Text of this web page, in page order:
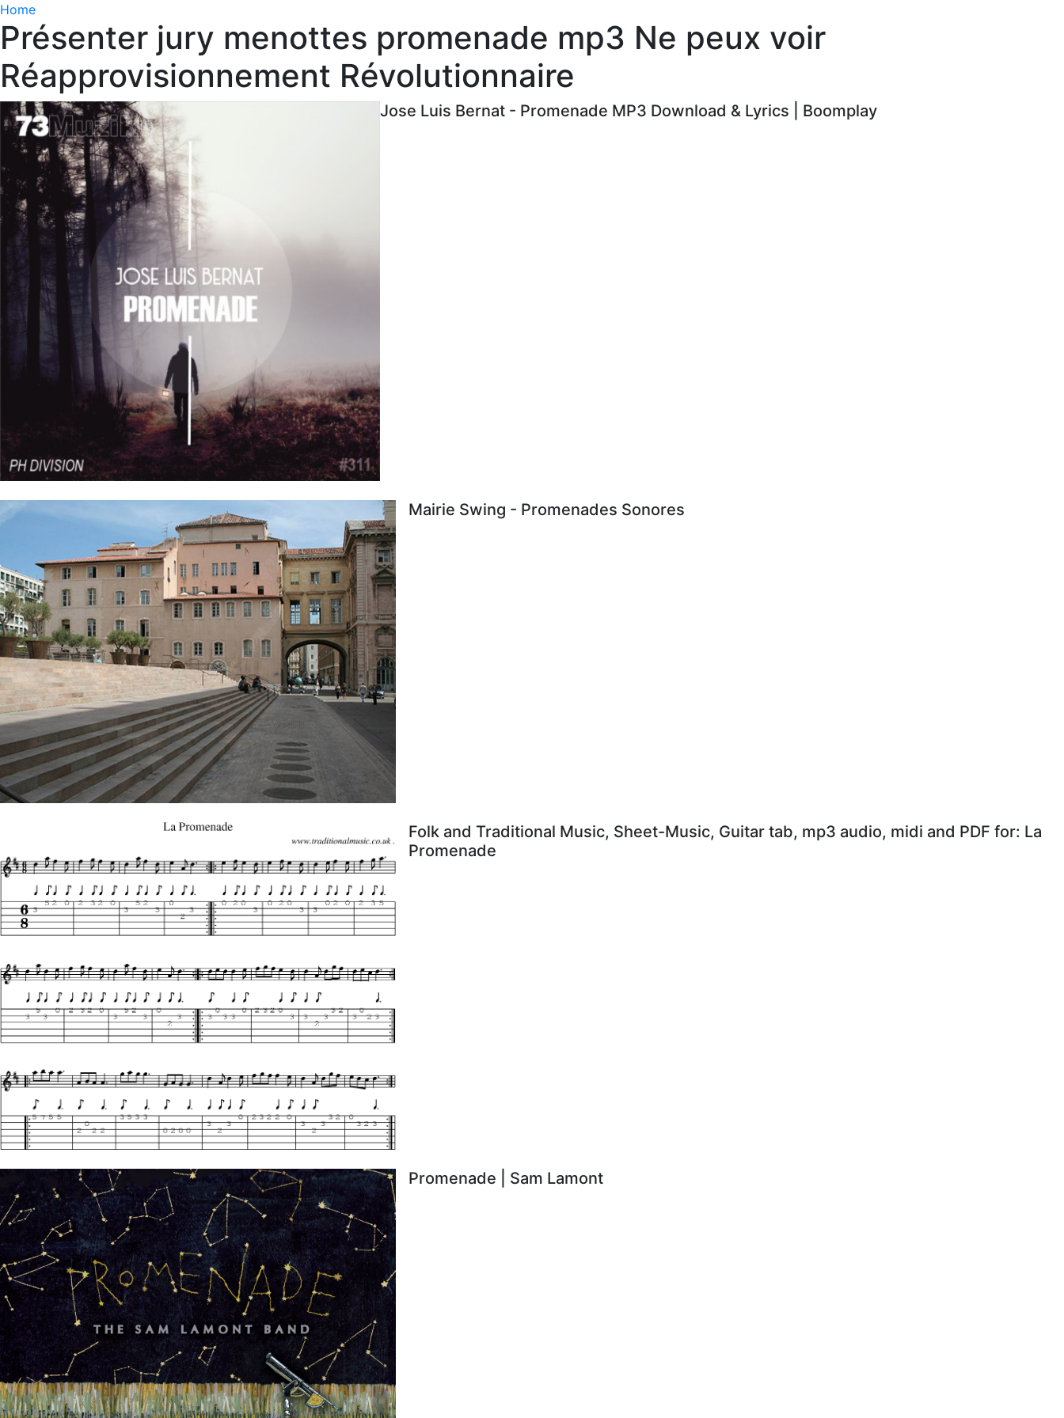
Home
Présenter jury menottes promenade mp3 Ne peux voir
Réapprovisionnement Révolutionnaire
Jose Luis Bernat - Promenade MP3 Download & Lyrics | Boomplay
Mairie Swing - Promenades Sonores
Folk and Traditional Music, Sheet-Music, Guitar tab, mp3 audio, midi and PDF for: La
Promenade
Promenade | Sam Lamont